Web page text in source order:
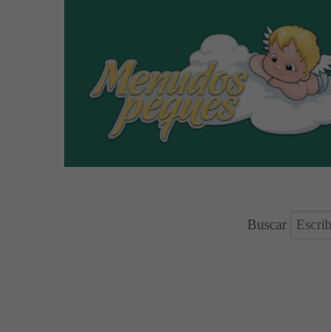
Buscar